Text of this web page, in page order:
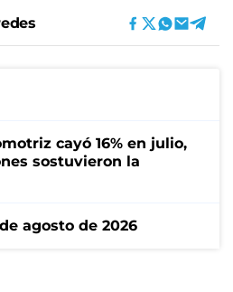
cayó 16% en julio,
sostuvieron la
agosto de 2026